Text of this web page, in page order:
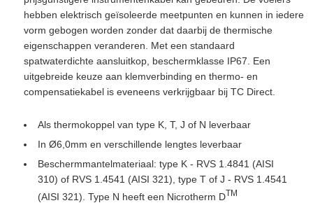
hebben elektrisch geïsoleerde meetpunten en kunnen in iedere
vorm gebogen worden zonder dat daarbij de thermische
eigenschappen veranderen. Met een standaard
spatwaterdichte aansluitkop, beschermklasse IP67. Een
uitgebreide keuze aan klemverbinding en thermo- en
compensatiekabel is eveneens verkrijgbaar bij TC Direct.
Als thermokoppel van type K, T, J of N leverbaar
In Ø6,0mm en verschillende lengtes leverbaar
Beschermmantelmateriaal: type K - RVS 1.4841 (AISI
310) of RVS 1.4541 (AISI 321), type T of J - RVS 1.4541
(AISI 321). Type N heeft een Nicrotherm DTM